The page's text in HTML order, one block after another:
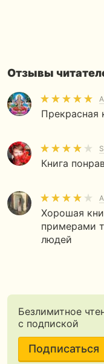
Отзывы
Прекрасная
Книга
Хорошая
примерами
людей
Безлимитное
с подпиской
Подписаться